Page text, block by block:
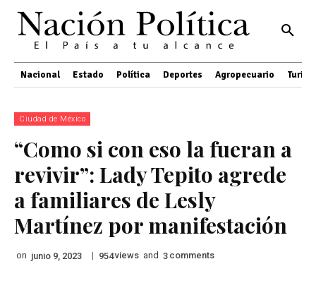
Nacional Estado Política Deportes Agropecuario
Ciudad de México
“Como si con eso la fueran a
revivir”: Lady Tepito agrede
a familiares de Lesly
Martínez por manifestación
on junio 9, 2023 | 954views and 3 comments